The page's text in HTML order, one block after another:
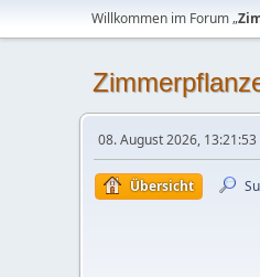
Willkommen im Forum „
08. August 2026, 13:21:53
Übersicht